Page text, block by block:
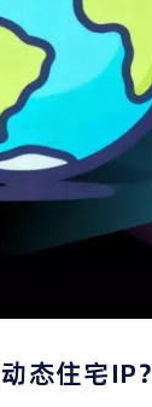
态住宅IP？